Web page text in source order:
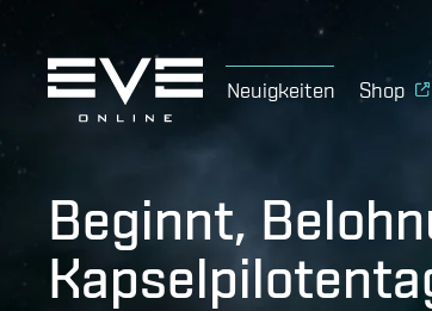
Neuigkeiten Shop
Beginnt,